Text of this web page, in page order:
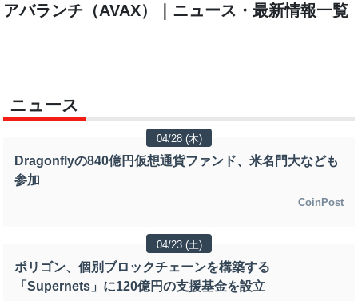
アバランチ（AVAX）｜ニュース・最新情報一覧
ニュース
04/28 (木)
Dragonflyの840億円仮想通貨ファンド、米名門大なども
参加
CoinPost
04/23 (土)
ポリゴン、個別ブロックチェーンを構築する
「Supernets」に120億円の支援基金を設立